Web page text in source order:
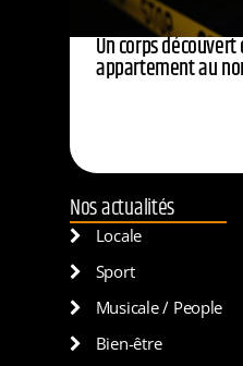
Un corps
appartement au
Nos actualités
Locale
Sport
Musicale / People
Bien-être